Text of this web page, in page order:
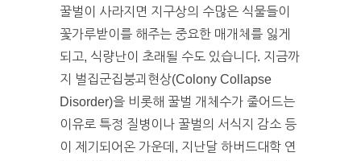
꿀벌이 사라지면 지구상의 수많은 식물들이
꽃가루받이를 해주는 중요한 매개체를 잃게
되고, 식량난이 초래될 수도 있습니다. 지금까
지 벌집군집붕괴현상(Colony Collapse
Disorder)을 비롯해 꿀벌 개체수가 줄어드는
이유로 특정 질병이나 꿀벌의 서식지 감소 등
이 제기되어온 가운데, 지난달 하버드대학 연